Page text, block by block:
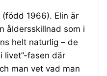
1966). Elin är
åldersskillnad som i
helt naturlig – de
livet”-fasen där
man vet vad man